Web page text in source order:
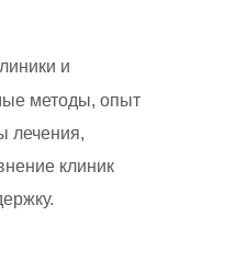
и
методы, опыт
лечения,
клиник